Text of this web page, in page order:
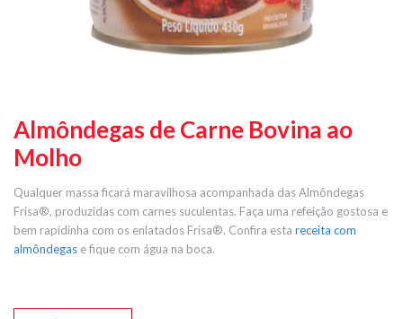
Almôndegas de Carne Bovina ao
Molho
Qualquer massa ficará maravilhosa acompanhada das Almôndegas
Frisa®, produzidas com carnes suculentas. Faça uma refeição gostosa e
bem rapidinha com os enlatados Frisa®. Confira esta receita com
almôndegas e fique com água na boca.